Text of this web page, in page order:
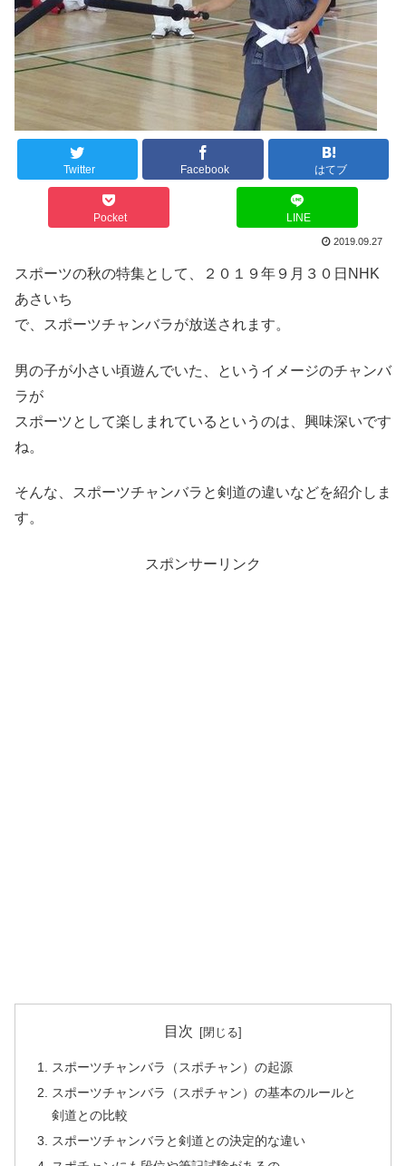
Twitter Facebook はてブ
Pocket LINE
2019.09.27
スポーツの秋の特集として、２０１９年９月３０日NHK
あさいち
で、スポーツチャンバラが放送されます。
男の子が小さい頃遊んでいた、というイメージのチャンバ
ラが
スポーツとして楽しまれているというのは、興味深いです
ね。
そんな、スポーツチャンバラと剣道の違いなどを紹介しま
す。
スポンサーリンク
目次
スポーツチャンバラ（スポチャン）の起源
スポーツチャンバラ（スポチャン）の基本のルールと
剣道との比較
スポーツチャンバラと剣道との決定的な違い